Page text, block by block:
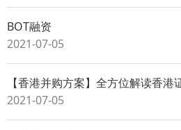
BOT融资
2021-07-05
【香港并购方案】全方位解读香
2021-07-05